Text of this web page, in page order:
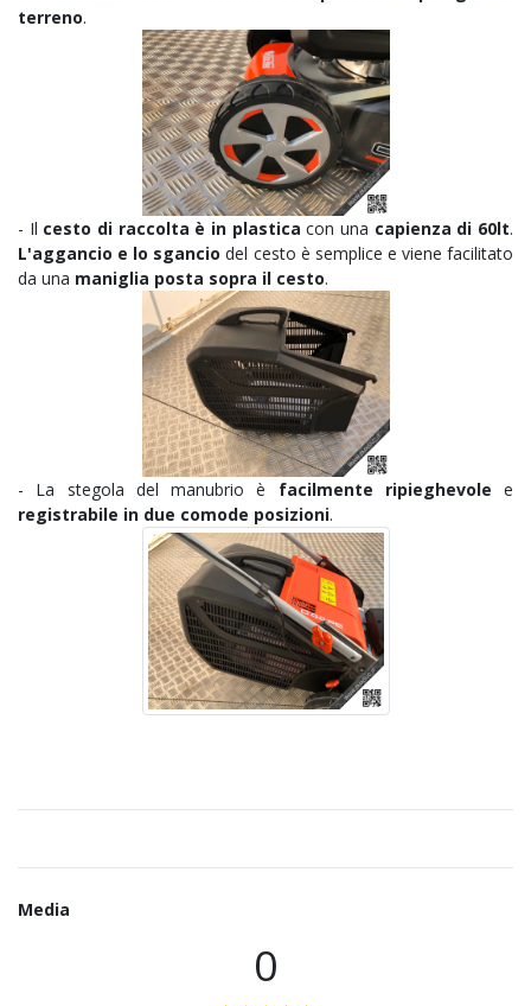
terreno.
- Il cesto di raccolta è in plasticacon una capienza di 60lt.
L'aggancio e lo sgancio del cesto è semplice e viene facilitato
da una maniglia posta sopra il cesto.
- La stegola del manubrio è facilmente ripieghevole e
registrabile in due comode posizioni.
Media
0